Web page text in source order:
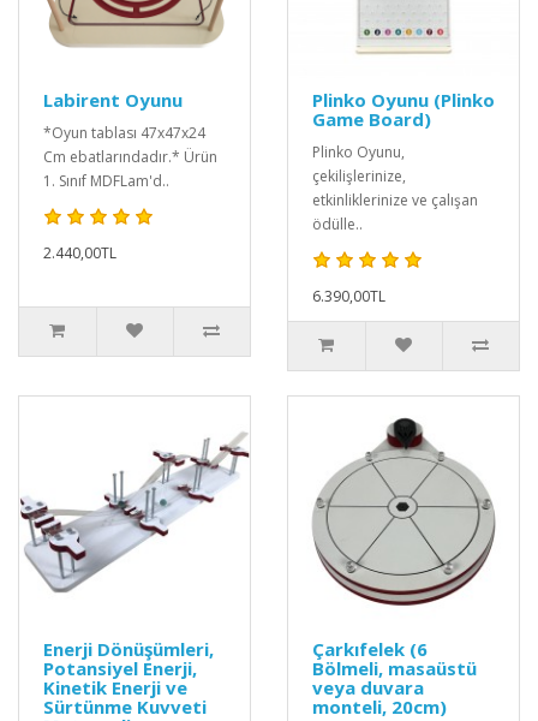
Labirent Oyunu
*Oyun tablası 47x47x24
Cm ebatlarındadır.* Ürün
1. Sınıf MDFLam'd..
2.440,00TL
Plinko Oyunu (Plinko
Game Board)
Plinko Oyunu,
çekilişlerinize,
etkinliklerinize ve çalışan
ödülle..
6.390,00TL
Enerji Dönüşümleri,
Potansiyel Enerji,
Kinetik Enerji ve
Sürtünme Kuvveti
Çarkıfelek (6
Bölmeli, masaüstü
veya duvara
monteli, 20cm)